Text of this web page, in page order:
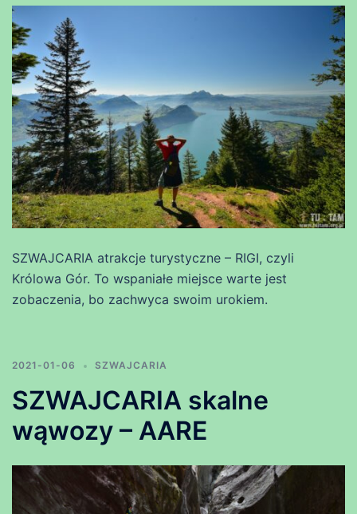
SZWAJCARIA atrakcje turystyczne – RIGI, czyli
Królowa Gór. To wspaniałe miejsce warte jest
zobaczenia, bo zachwyca swoim urokiem.
2021-01-06 SZWAJCARIA
SZWAJCARIA skalne
wąwozy – AARE